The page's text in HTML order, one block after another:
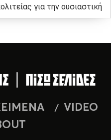
για την ουσιαστική
VIDEO